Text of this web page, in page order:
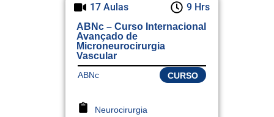
17 Aulas 9 Hrs
ABNc – Curso Internacional
Avançado de
Microneurocirurgia
Vascular
ABNc CURSO
Neurocirurgia